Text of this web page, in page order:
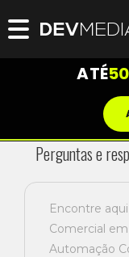
ATÉ
Perguntas e
Encontre
Comercial
Automação